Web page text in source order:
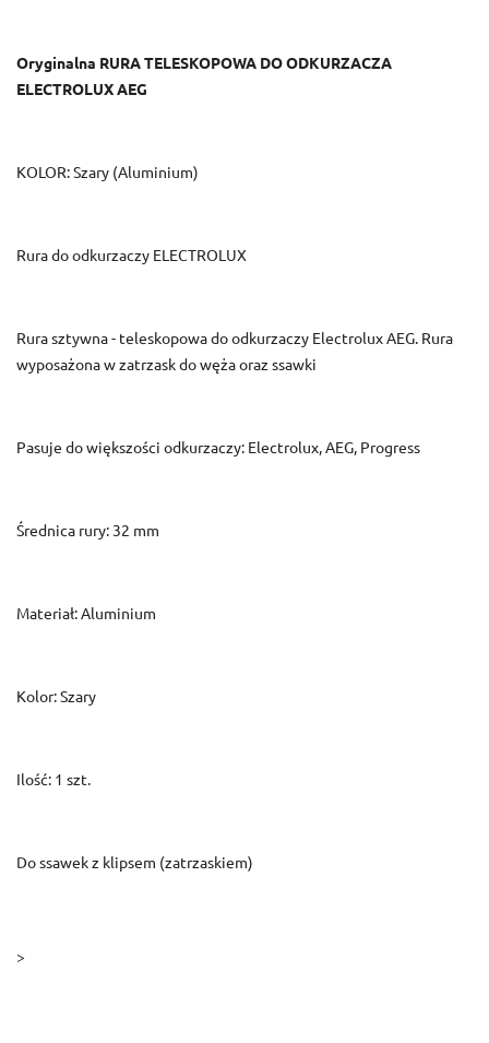
Oryginalna RURA TELESKOPOWA DO ODKURZACZA
ELECTROLUX AEG
KOLOR: Szary (Aluminium)
Rura do odkurzaczy ELECTROLUX
Rura sztywna - teleskopowa do odkurzaczy Electrolux AEG. Rura
wyposażona w zatrzask do węża oraz ssawki
Pasuje do większości odkurzaczy: Electrolux, AEG, Progress
Średnica rury: 32 mm
Materiał: Aluminium
Kolor: Szary
Ilość: 1 szt.
Do ssawek z klipsem (zatrzaskiem)
>